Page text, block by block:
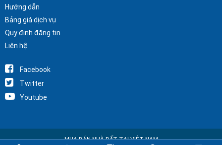
Hướng dẫn
Bảng giá dịch vụ
Quy định đăng tin
Liên hệ
Facebook
Twitter
Youtube
MUA BÁN NHÀ ĐẤT TẠI VIỆT NAM